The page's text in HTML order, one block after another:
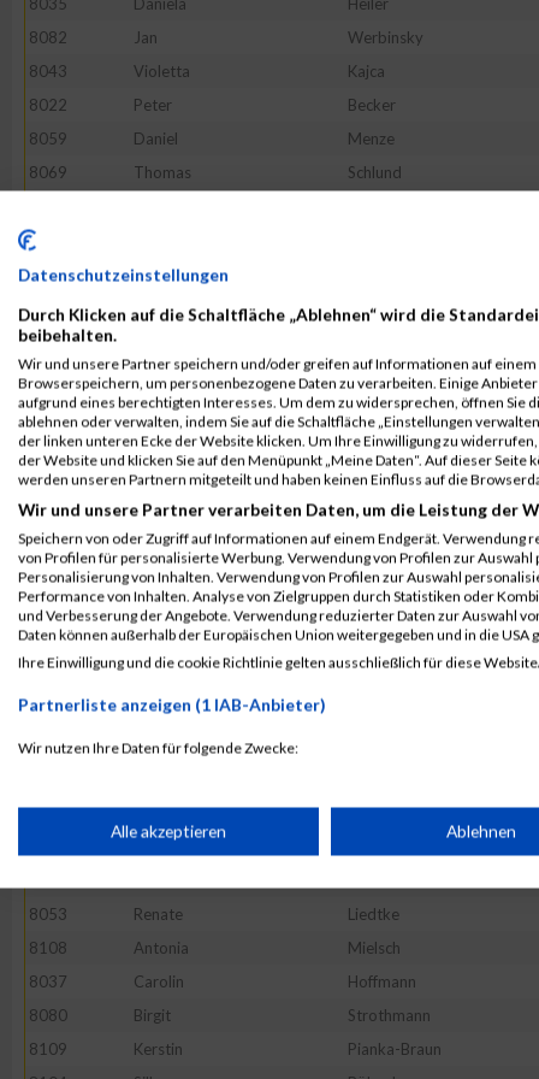
8082
Jan Werbinsky
8043
Violetta Kajca
8022
Peter Becker
8059
Daniel Menze
8069
Thomas Schlund
8048
8074
Martin
8050
Dieter Kral
8024
8052
Olav Lauer
8067
Martin Schickentanz
8017
Holger Joneleit
8058
Martin Matuszek
8039
Stefanie Jansen
8028
Matthias Frentzen
8051
Lisa-Marie Lampe
8057
Marc Losansky
8041
Sandra Josipovic
8073
Irina
8026
Jana
8027
Julia Esser
Martin
8053
Renate Liedtke
8108
Antonia Mielsch
8037
Carolin Hoffmann
8080
Birgit Strothmann
8109
Kerstin Pianka-Braun
Datenschutzeinstellungen
Durch Klicken auf die Schaltfläche „Ablehnen“ wird die
beibehalten.
Wir und unsere Partner speichern und/oder greifen auf Informationen auf einem
Browserspeichern, um personenbezogene Daten zu verarbeiten. Einige
aufgrund eines berechtigten Interesses. Um dem zu widersprechen, öffnen Sie
ablehnen oder verwalten, indem Sie auf die Schaltfläche „Einstellungen
der linken unteren Ecke der Website klicken. Um Ihre Einwilligung zu
der Website und klicken Sie auf den Menüpunkt „Meine Daten“. Auf dieser
werden unseren Partnern mitgeteilt und haben keinen Einfluss auf die
Wir und unsere Partner verarbeiten Daten, um die Leistung der
Speichern von oder Zugriff auf Informationen auf einem Endgerät. Verwendung
von Profilen für personalisierte Werbung. Verwendung von Profilen zur
Personalisierung von Inhalten. Verwendung von Profilen zur Auswahl
Performance von Inhalten. Analyse von Zielgruppen durch Statistiken oder
und Verbesserung der Angebote. Verwendung reduzierter Daten zur Auswahl
Daten können außerhalb der Europäischen Union weitergegeben und in die USA
Ihre Einwilligung und die cookie Richtlinie gelten ausschließlich für diese
Partnerliste anzeigen (1 IAB-Anbieter)
Wir nutzen Ihre Daten für folgende Zwecke:
Speichern von oder Zugriff auf Informationen auf einem
Erstellung von Profilen für personalisierte Werbung
Verwendung von Profilen zur Auswahl personalisierter Werbung
Alle akzeptieren Ablehnen